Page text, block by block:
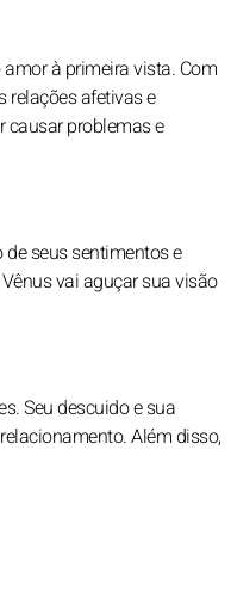
à primeira vista. Com
relações afetivas e
causar problemas e
seus sentimentos e
vai aguçar sua visão
Seu descuido e sua
Além disso,